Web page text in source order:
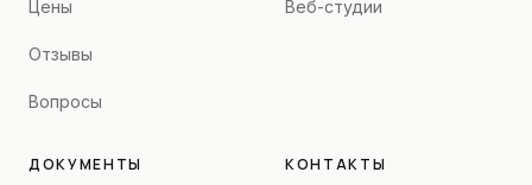
Цены
Отзывы
Вопросы
Веб-студии
ДОКУМЕНТЫ КОНТАКТЫ